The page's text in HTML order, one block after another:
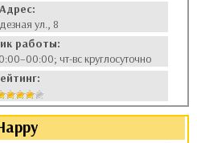
Адрес:
ул., 8
работы:
чт-вс круглосуточно